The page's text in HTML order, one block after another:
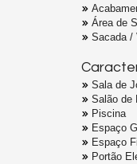
Área de
Sacada /
Sala de
Salão de
Piscina
Espaço
Espaço
Portão